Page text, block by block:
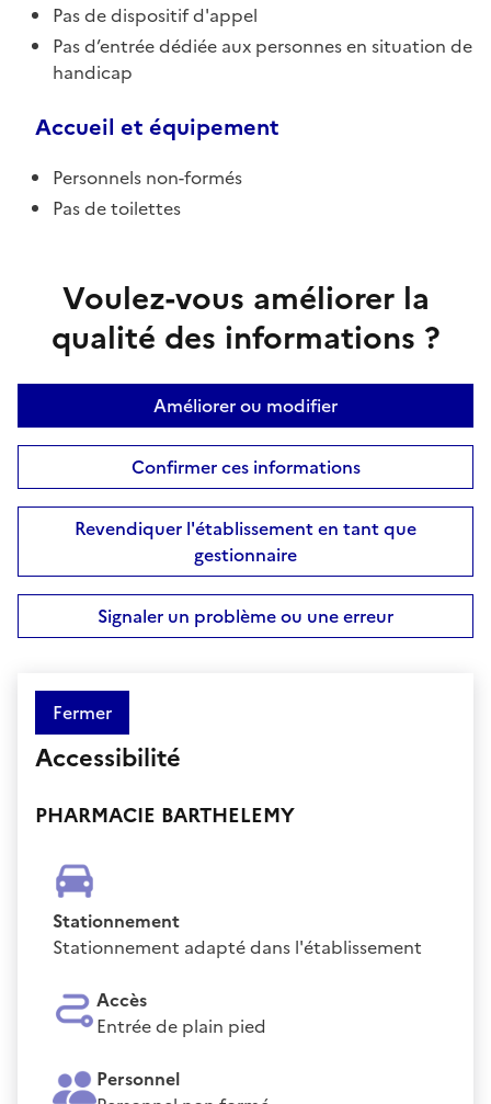
Pas de dispositif d'appel
Pas d’entrée dédiée aux personnes en situation de
handicap
Accueil et équipement
Personnels non-formés
Pas de toilettes
Voulez-vous améliorer la
qualité des informations ?
Améliorer ou modifier
Confirmer ces informations
Revendiquer l'établissement en tant que
gestionnaire
Signaler un problème ou une erreur
Fermer
Accessibilité
PHARMACIE BARTHELEMY
Stationnement
Stationnement adapté dans l'établissement
Accès
Entrée de plain pied
Personnel